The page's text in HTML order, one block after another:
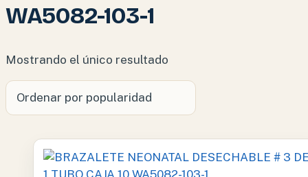
contenido
WA5082-103-1
Mostrando el único resultado